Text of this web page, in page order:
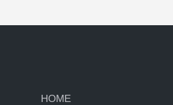
HOME